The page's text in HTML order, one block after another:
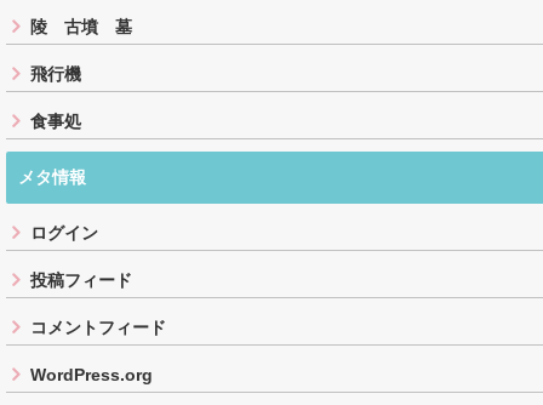
陵 古墳 墓
飛行機
食事処
メタ情報
ログイン
投稿フィード
コメントフィード
WordPress.org